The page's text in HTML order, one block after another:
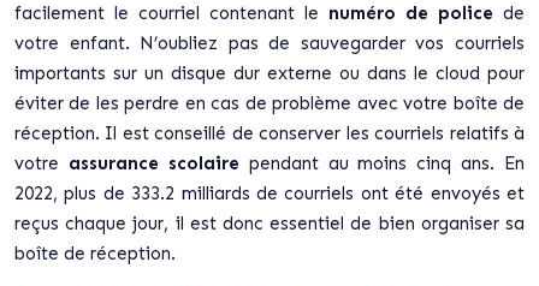
facilement le courriel contenant le numéro de police de
votre enfant. N’oubliez pas de sauvegarder vos courriels
importants sur un disque dur externe ou dans le cloud pour
éviter de les perdre en cas de problème avec votre boîte de
réception. Il est conseillé de conserver les courriels relatifs à
votre assurance scolaire pendant au moins cinq ans. En
2022, plus de 333.2 milliards de courriels ont été envoyés et
reçus chaque jour, il est donc essentiel de bien organiser sa
boîte de réception.